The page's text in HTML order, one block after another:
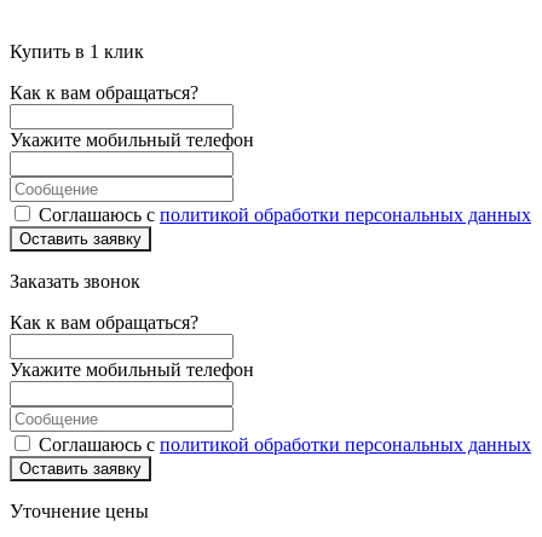
Купить в 1 клик
Как к вам обращаться?
Укажите мобильный телефон
Соглашаюсь с политикой обработки персональных данных
Оставить заявку
Заказать звонок
Как к вам обращаться?
Укажите мобильный телефон
Соглашаюсь с политикой обработки персональных данных
Оставить заявку
Уточнение цены